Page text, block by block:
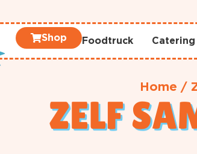
Shop Foodtruck Catering
Home /
ZELF